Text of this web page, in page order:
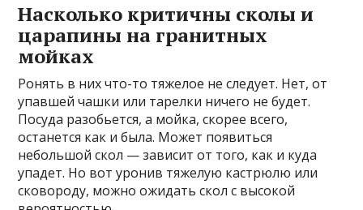
Насколько критичны сколы и
царапины на гранитных
мойках
Ронять в них что-то тяжелое не следует. Нет, от
упавшей чашки или тарелки ничего не будет.
Посуда разобьется, а мойка, скорее всего,
останется как и была. Может появиться
небольшой скол — зависит от того, как и куда
упадет. Но вот уронив тяжелую кастрюлю или
сковороду, можно ожидать скол с высокой